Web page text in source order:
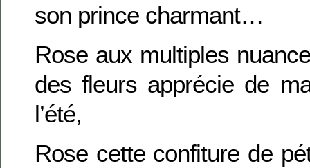
son prince charmant…
Rose aux multiples
des fleurs apprécie de
l’été,
Rose cette confiture de